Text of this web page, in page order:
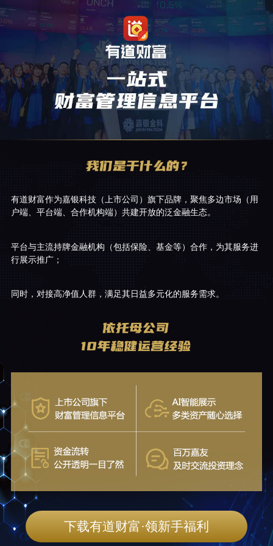
有道财富作为嘉银科技（上市公司）旗下品牌，聚焦多边市场（用
户端、平台端、合作机构端）共建开放的泛金融生态。
平台与主流持牌金融机构（包括保险、基金等）合作，为其服务进
行展示推广；
同时，对接高净值人群，满足其日益多元化的服务需求。
下载有道财富·领新手福利